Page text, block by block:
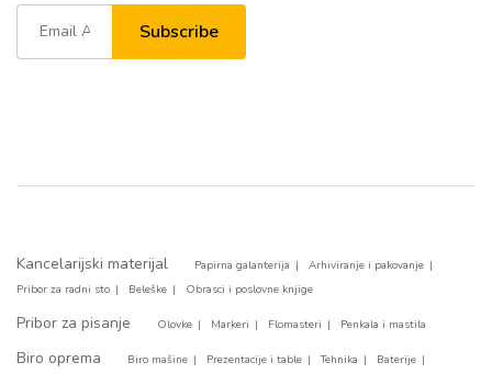
Subscribe
Kancelarijski materijal Papirna galanterija
Arhiviranje i pakovanje
Pribor za radni sto
Beleške Obrasci i poslovne knjige
Pribor za pisanje Olovke Markeri Flomasteri Penkala i mastila
Biro oprema Biro mašine Prezentacije i table Tehnika
Baterije